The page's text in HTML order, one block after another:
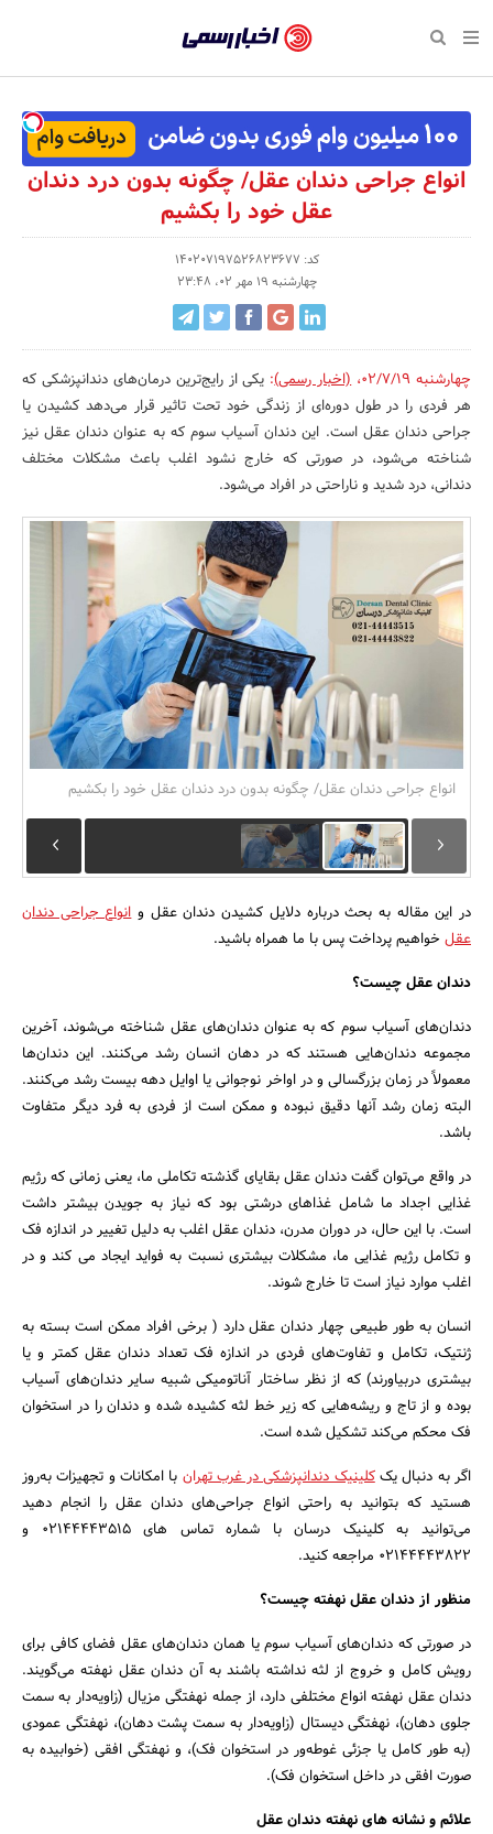
رسمی
-
اخبار
تایید
شده
شرکت‌ها،
سازمان‌ها
و
روابط
عمومی‌ها
بازگشت
صفحه نخست پایگاه خبری
اقتصادی
صفحه نخست اقتصادی
تجارت و بازار
کارآفرینی و استارتاپ
کسب و کار و خرده فروشی
صنایع غذایی و کشاورزی
بانک، بیمه و سرمایه
مسکن و ساختمان
اجتماعی
صفحه نخست اجتماعی
علم و آموزش
بهداشت و درمان
محیط زیست
تبلیغات و روابط عمومی
صفحه نخست فرهنگی
رسانه‌ها
نشریات و کتاب
صنایع دستی
صفحه نخست ورزش
تازه‌های ورزش
مکان‌های ورزشی
صفحه نخست سبک زندگی
سلامت و زیبایی
روانشناسی و موفقیت
رویداد
صفحه نخست رویداد
حراج و تخفیف
جشنواره، نمایشگاه و
انواع جراحی دندان عقل/ چگونه بدون درد دندان
عقل خود را بکشیم
کد: 140207197526823677
چهارشنبه 19 مهر 02، 23:48
چهارشنبه 02/7/19 ،(اخبار رسمی): یکی از رایج‌ترین درمان‌های دندانپزشکی که
هر فردی را در طول دوره‌ای از زندگی خود تحت تاثیر قرار می‌دهد کشیدن یا
جراحی دندان عقل است. این دندان آسیاب سوم که به عنوان دندان عقل نیز
شناخته می‌شود، در صورتی که خارج نشود اغلب باعث مشکلات مختلف
دندانی، درد شدید و ناراحتی در افراد می‌شود.
انواع جراحی دندان عقل/ چگونه بدون درد دندان عقل خود را بکشیم
در این مقاله به بحث درباره دلایل کشیدن دندان عقل وانواع جراحی دندان
عقل خواهیم پرداخت پس با ما همراه باشید.
دندان عقل چیست؟
دندان‌های آسیاب سوم که به عنوان دندان‌های عقل شناخته می‌شوند، آخرین
مجموعه دندان‌هایی هستند که در دهان انسان رشد می‌کنند. این دندان‌ها
معمولاً در زمان بزرگسالی و در اواخر نوجوانی یا اوایل دهه بیست رشد می‌کنند.
البته زمان رشد آنها دقیق نبوده و ممکن است از فردی به فرد دیگر متفاوت
باشد.
در واقع می‌توان گفت دندان عقل بقایای گذشته تکاملی ما، یعنی زمانی که رژیم
غذایی اجداد ما شامل غذاهای درشتی بود که نیاز به جویدن بیشتر داشت
است. با این حال، در دوران مدرن، دندان عقل اغلب به دلیل تغییر در اندازه فک
و تکامل رژیم غذایی ما، مشکلات بیشتری نسبت به فواید ایجاد می کند و در
اغلب موارد نیاز است تا خارج شوند.
انسان به طور طبیعی چهار دندان عقل دارد ( برخی افراد ممکن است بسته به
ژنتیک، تکامل و تفاوت‌های فردی در اندازه فک تعداد دندان عقل کمتر و یا
بیشتری دربیاورند) که از نظر ساختار آناتومیکی شبیه سایر دندان‌های آسیاب
بوده و از تاج و ریشه‌هایی که زیر خط لثه کشیده شده و دندان را در استخوان
فک محکم می‌کند تشکیل شده است.
اگر به دنبال یککلینیک دندانپزشکی در غرب تهران با امکانات و تجهیزات به‌روز
هستید که بتوانید به راحتی انواع جراحی‌های دندان عقل را انجام دهید
می‌توانید به کلینیک درسان با شماره تماس های 02144443515 و
02144443822 مراجعه کنید.
منظور از دندان عقل نهفته چیست؟
در صورتی که دندان‌های آسیاب سوم یا همان دندان‌های عقل فضای کافی برای
رویش کامل و خروج از لثه نداشته باشند به آن دندان عقل نهفته می‌گویند.
دندان عقل نهفته انواع مختلفی دارد، از جمله نهفتگی مزیال (زاویه‌دار به سمت
جلوی دهان)، نهفتگی دیستال (زاویه‌دار به سمت پشت دهان)، نهفتگی عمودی
(به طور کامل یا جزئی غوطه‌ور در استخوان فک)، و نهفتگی افقی (خوابیده به
صورت افقی در داخل استخوان فک).
علائم و نشانه های نهفته دندان عقل